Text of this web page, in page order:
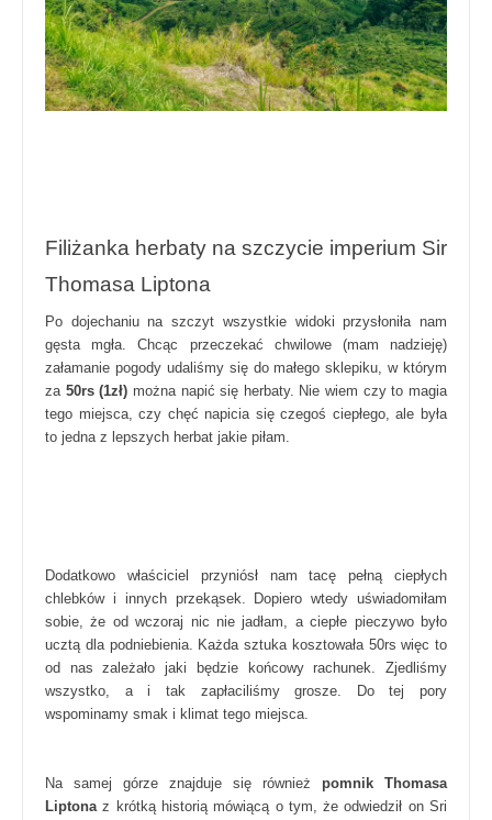
Filiżanka herbaty na szczycie imperium Sir
Thomasa Liptona
Po dojechaniu na szczyt wszystkie widoki przysłoniła nam
gęsta mgła. Chcąc przeczekać chwilowe (mam nadzieję)
załamanie pogody udaliśmy się do małego sklepiku, w którym
za 50rs (1zł) można napić się herbaty. Nie wiem czy to magia
tego miejsca, czy chęć napicia się czegoś ciepłego, ale była
to jedna z lepszych herbat jakie piłam.
Dodatkowo właściciel przyniósł nam tacę pełną ciepłych
chlebków i innych przekąsek. Dopiero wtedy uświadomiłam
sobie, że od wczoraj nic nie jadłam, a ciepłe pieczywo było
ucztą dla podniebienia. Każda sztuka kosztowała 50rs więc to
od nas zależało jaki będzie końcowy rachunek. Zjedliśmy
wszystko, a i tak zapłaciliśmy grosze. Do tej pory
wspominamy smak i klimat tego miejsca.
Na samej górze znajduje się również pomnik Thomasa
Liptonaz krótką historią mówiącą o tym, że odwiedził on Sri